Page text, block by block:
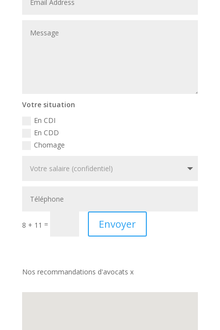
Votre situation
En CDI
En CDD
Chomage
8 + 11 = Envoyer
Nos recommandations d'avocats x